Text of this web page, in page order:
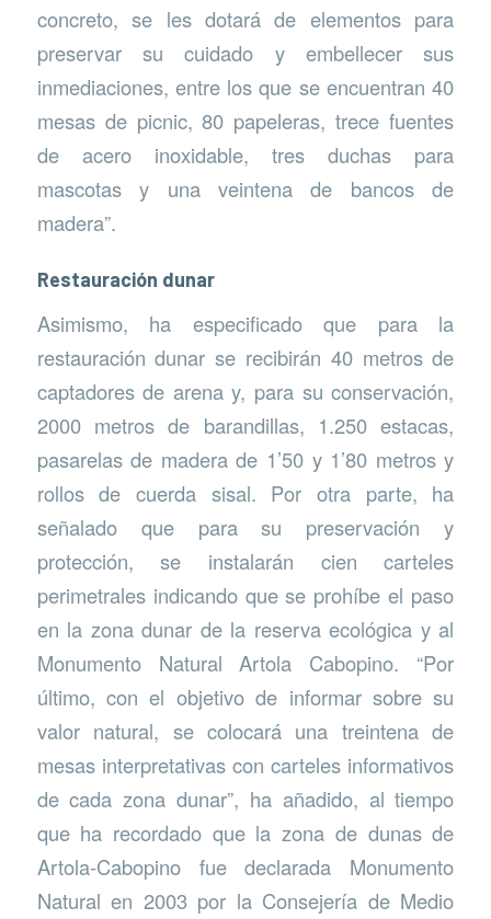
concreto, se les dotará de elementos para
preservar su cuidado y embellecer sus
inmediaciones, entre los que se encuentran 40
mesas de picnic, 80 papeleras, trece fuentes
de acero inoxidable, tres duchas para
mascotas y una veintena de bancos de
madera”.
Restauración dunar
Asimismo, ha especificado que para la
restauración dunar se recibirán 40 metros de
captadores de arena y, para su conservación,
2000 metros de barandillas, 1.250 estacas,
pasarelas de madera de 1’50 y 1’80 metros y
rollos de cuerda sisal. Por otra parte, ha
señalado que para su preservación y
protección, se instalarán cien carteles
perimetrales indicando que se prohíbe el paso
en la zona dunar de la reserva ecológica y al
Monumento Natural Artola Cabopino. “Por
último, con el objetivo de informar sobre su
valor natural, se colocará una treintena de
mesas interpretativas con carteles informativos
de cada zona dunar”, ha añadido, al tiempo
que ha recordado que la zona de dunas de
Artola-Cabopino fue declarada Monumento
Natural en 2003 por la Consejería de Medio